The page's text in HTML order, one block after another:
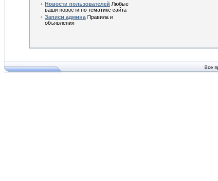
Новости пользователей Любые
ваши новости по тематике сайта
Записи админа Правила и
объявления
Все